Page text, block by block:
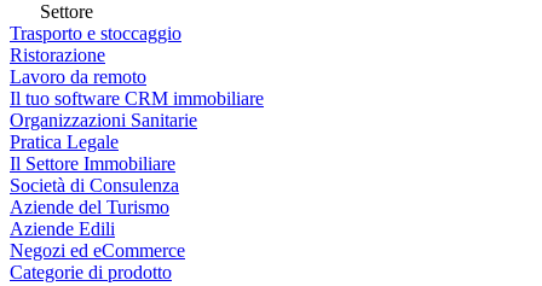
Settore
Trasporto e stoccaggio
Ristorazione
Lavoro da remoto
Il tuo software CRM immobiliare
Organizzazioni Sanitarie
Pratica Legale
Il Settore Immobiliare
Società di Consulenza
Aziende del Turismo
Aziende Edili
Negozi ed eCommerce
Categorie di prodotto